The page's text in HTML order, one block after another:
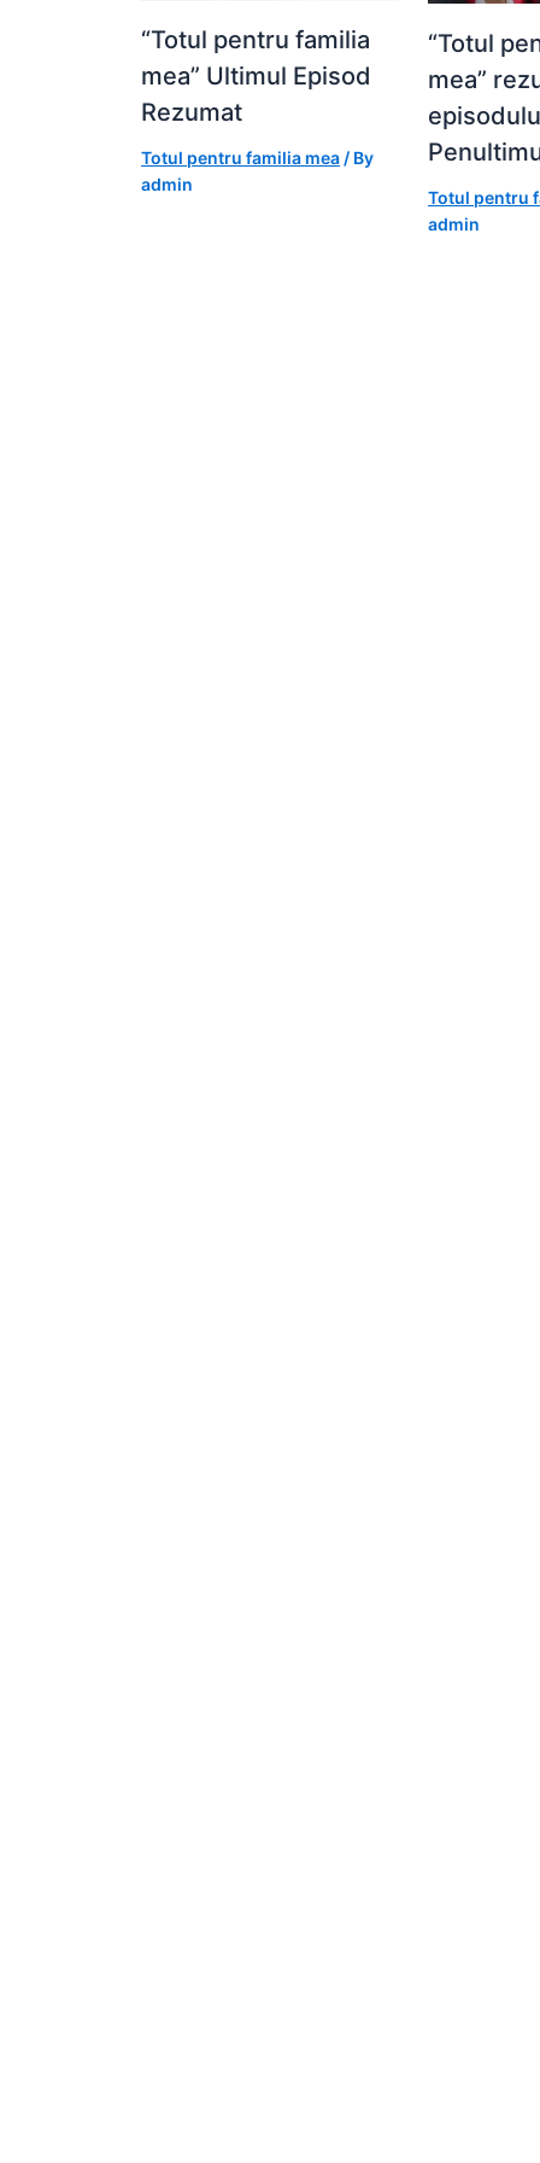
“Totul pentru familia
mea” Ultimul Episod
Rezumat
Totul pentru familia mea / By
admin
“Totul
mea”
Totul pentru
admin